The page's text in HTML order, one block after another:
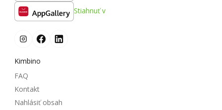
Stiahnuť v
Kimbino
FAQ
Kontakt
Nahlásiť obsah